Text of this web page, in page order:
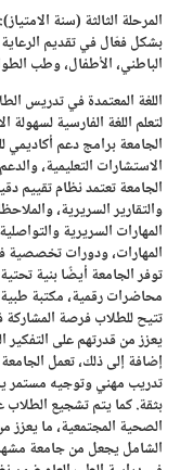
المرحلة الثالثة (سنة
بشكل فعّال في تقديم
الباطني، الأطفال، وطب
اللغة المعتمدة في تدريس
لتعلم اللغة الفارسية لسهولة
الجامعة برامج دعم أكاديمي
الاستشارات التعليمية،
الجامعة تعتمد نظام تقييم
والتقارير السريرية،
المهارات السريرية
المهارات، ودورات
توفر الجامعة أيضًا بنية
محاضرات رقمية، مكتبة
تتيح للطلاب فرصة
يعزز من قدرتهم على التفكير
إضافة إلى ذلك، تعمل
تدريب مهني وتوجيه مستمر
بثقة. كما يتم تشجيع الطلاب
الصحية المجتمعية، ما يعزز
الشامل يجعل من جامعة مشهد